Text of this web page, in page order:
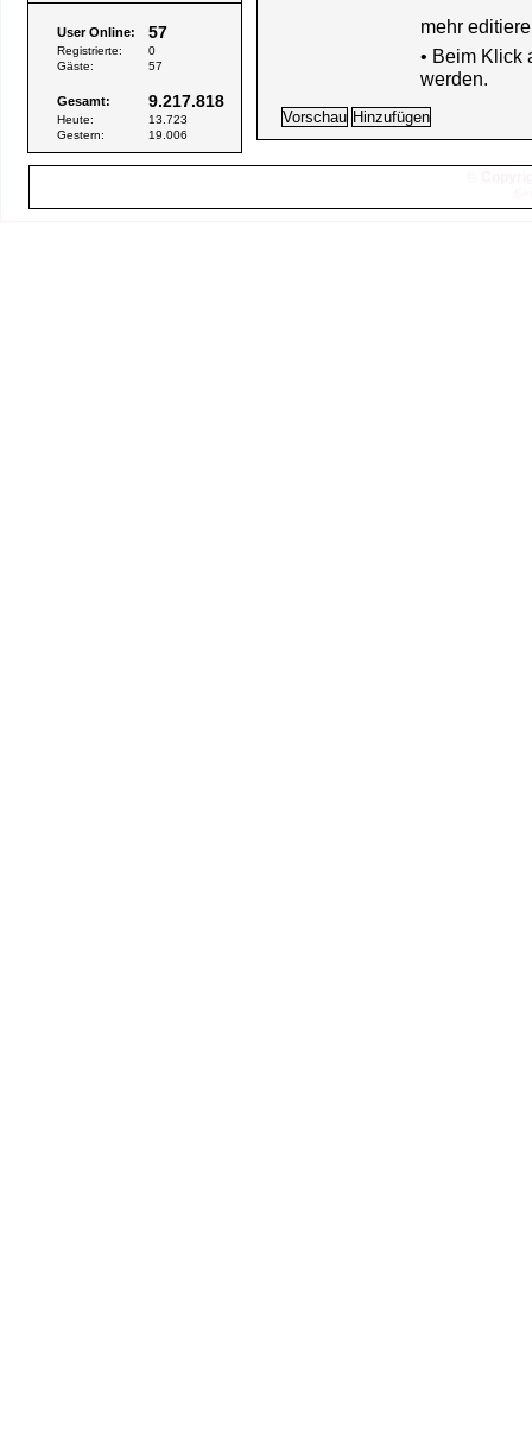
User Online: 57
Registrierte:
0
Gäste:
57
Gesamt: 9.217.818
Heute:
13.723
Gestern:
19.006
mehr
• Beim Klick
werden.